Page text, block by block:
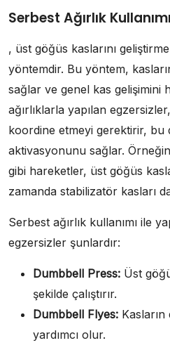
Serbest Ağırlık Kullanımı
, üst göğüs kaslarını
yöntemdir. Bu yöntem,
sağlar ve genel kas gelişimini
ağırlıklarla yapılan
koordine etmeyi gerektirir, bu
aktivasyonunu sağlar.
gibi hareketler, üst göğüs
zamanda stabilizatör kasları da
Serbest ağırlık kullanımı ile
egzersizler şunlardır:
Dumbbell Press: Üst
şekilde çalıştırır.
Dumbbell Flyes:
yardımcı olur.